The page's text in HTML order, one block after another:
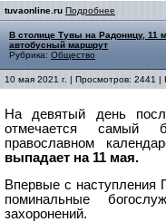
tuvaonline.ru Подробнее
В столице Тувы на Радоницу, 11
автобусный маршрут
Рубрика: Общество
10 мая 2021 г. | Просмотров: 2441 |
На девятый день
отмечается самый
православном
выпадает на 11 мая.
Впервые с наступления
поминальные
захоронений.